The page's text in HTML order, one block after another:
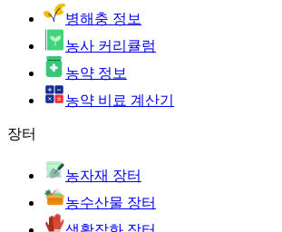
병해충 정보
농사 커리큘럼
농약 정보
농약 비료 계산기
장터
농자재 장터
농수산물 장터